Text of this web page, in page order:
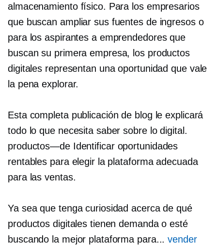
almacenamiento físico. Para los empresarios
que buscan ampliar sus fuentes de ingresos o
para los aspirantes a emprendedores que
buscan su primera empresa, los productos
digitales representan una oportunidad que vale
la pena explorar.
Esta completa publicación de blog le explicará
todo lo que necesita saber sobre lo digital.
productos—deIdentificar oportunidades
rentables para elegir la plataforma adecuada
para las ventas.
Ya sea que tenga curiosidad acerca de qué
productos digitales tienen demanda o esté
buscando la mejor plataforma para...vender